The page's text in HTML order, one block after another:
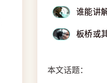
谁能讲
板桥或
本文话题：